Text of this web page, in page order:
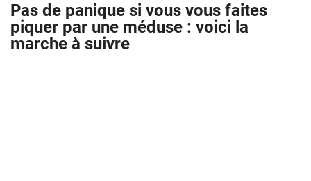
Pas de panique si vous vous faites
piquer par une méduse : voici la
marche à suivre